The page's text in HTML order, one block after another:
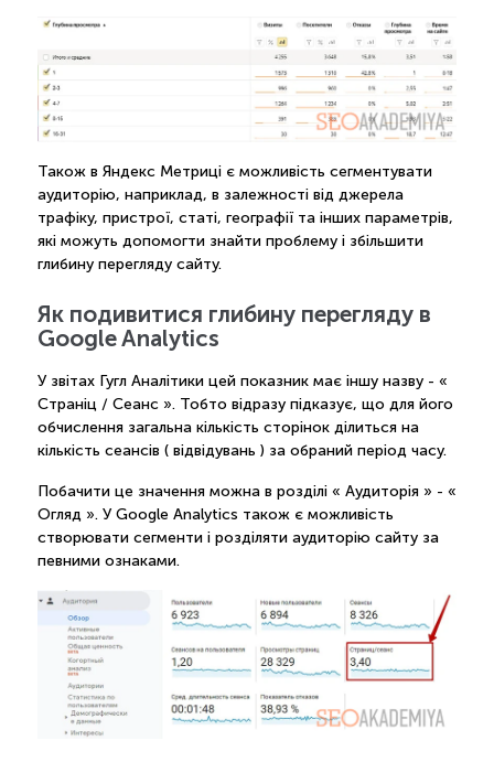
Також в Яндекс Метриці є можливість сегментувати
аудиторію, наприклад, в залежності від джерела
трафіку, пристрої, статі, географії та інших параметрів,
які можуть допомогти знайти проблему і збільшити
глибину перегляду сайту.
Як подивитися глибину перегляду в
Google Analytics
У звітах Гугл Аналітики цей показник має іншу назву - «
Страніц / Сеанс ». Тобто відразу підказує, що для його
обчислення загальна кількість сторінок ділиться на
кількість сеансів ( відвідувань ) за обраний період часу.
Побачити це значення можна в розділі « Аудиторія » - «
Огляд ». У Google Analytics також є можливість
створювати сегменти і розділяти аудиторію сайту за
певними ознаками.